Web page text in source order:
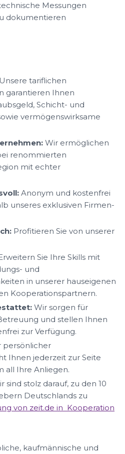
Messungen
dokumentieren
Unsere tariflichen
garantieren Ihnen
Schicht- und
vermögenswirksame
Wir ermöglichen
renommierten
mit echter
Anonym und kostenfrei
unseres exklusiven Firmen-
Profitieren Sie von unserer
Sie Ihre Skills mit
und
in unserer hauseigenen
Kooperationspartnern.
Wir sorgen für
und stellen Ihnen
zur Verfügung.
persönlicher
Ihnen jederzeit zur Seite
all Ihre Anliegen.
sind stolz darauf, zu den 10
Deutschlands zu
von zeit.de in Kooperation
kaufmännische und